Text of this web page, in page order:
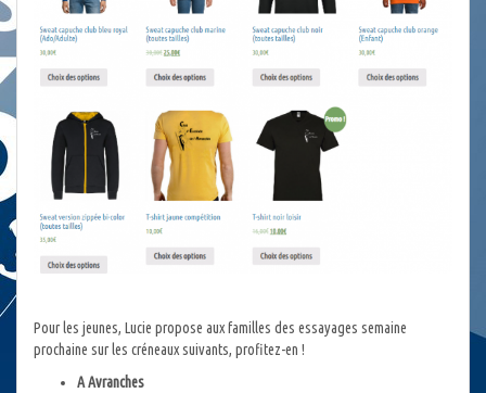
Pour les jeunes, Lucie propose aux familles des essayages semaine
prochaine sur les créneaux suivants, profitez-en !
A Avranches